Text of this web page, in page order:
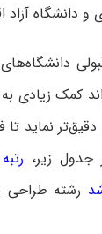
دانشگاه آزاد
کمک زیادی
نماید
جدول زیر،
رشته طراحی